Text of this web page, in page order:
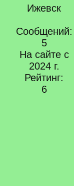
Ижевск
Сообщений:
5
На сайте с
2024 г.
Рейтинг:
6